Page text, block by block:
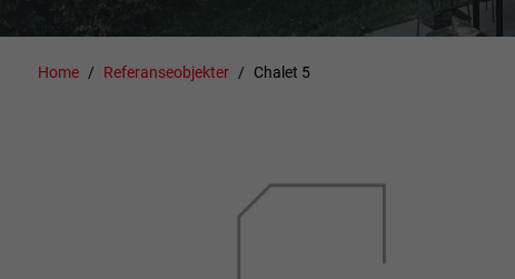
Home Referanseobjekter Chalet 5